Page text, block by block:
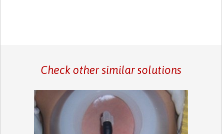
Check other similar solutions